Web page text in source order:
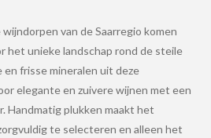
van de Saarregio komen
het unieke landschap rond de steile
frisse mineralen uit deze
elegante en zuivere wijnen met een
Handmatig plukken maakt het
te selecteren en alleen het